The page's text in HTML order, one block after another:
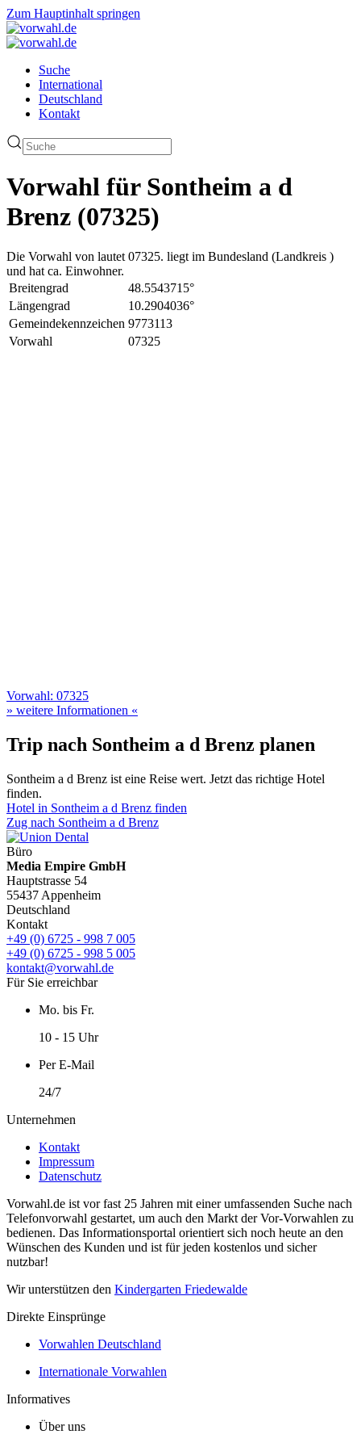
Zum Hauptinhalt springen
Suche
International
Deutschland
Kontakt
Vorwahl für Sontheim a d
Brenz (07325)
Die Vorwahl von lautet 07325. liegt im Bundesland (Landkreis )
und hat ca. Einwohner.
Breitengrad
48.5543715°
Längengrad
10.2904036°
Gemeindekennzeichen 9773113
Vorwahl
07325
Vorwahl: 07325
» weitere Informationen «
Trip nach Sontheim a d Brenz planen
Sontheim a d Brenz ist eine Reise wert. Jetzt das richtige Hotel
finden.
Hotel in Sontheim a d Brenz finden
Zug nach Sontheim a d Brenz
Büro
Media Empire GmbH
Hauptstrasse 54
55437 Appenheim
Deutschland
Kontakt
+49 (0) 6725 - 998 7 005
+49 (0) 6725 - 998 5 005
kontakt@vorwahl.de
Für Sie erreichbar
Mo. bis Fr.
10 - 15 Uhr
Per E-Mail
24/7
Unternehmen
Kontakt
Impressum
Datenschutz
Vorwahl.de ist vor fast 25 Jahren mit einer umfassenden Suche nach
Telefonvorwahl gestartet, um auch den Markt der Vor-Vorwahlen zu
bedienen. Das Informationsportal orientiert sich noch heute an den
Wünschen des Kunden und ist für jeden kostenlos und sicher
nutzbar!
Wir unterstützen den Kindergarten Friedewalde
Direkte Einsprünge
Vorwahlen Deutschland
Internationale Vorwahlen
Informatives
Über uns